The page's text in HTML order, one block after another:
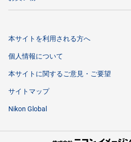
本サイトを利用される方へ
個人情報について
本サイトに関するご意見・ご要望
サイトマップ
Nikon Global